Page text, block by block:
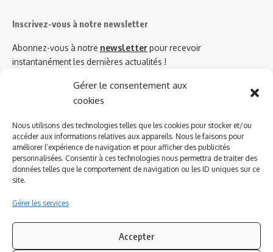
Gérer le consentement aux
cookies
Nous utilisons des technologies telles que les cookies pour stocker et/ou
accéder aux informations relatives aux appareils. Nous le faisons pour
améliorer l’expérience de navigation et pour afficher des publicités
personnalisées. Consentir à ces technologies nous permettra de traiter des
données telles que le comportement de navigation ou les ID uniques sur ce
site.
Gérer les services
Accepter
Inscrivez-vous à notre newsletter
Abonnez-vous à notre newsletterpour recevoir
instantanément les dernières actualités !
Azinat.com TV soutient